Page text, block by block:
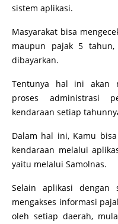
sistem aplikasi.
Masyarakat bisa
maupun pajak 5
dibayarkan.
Tentunya hal ini akan
proses administrasi
kendaraan setiap
Dalam hal ini, Kamu
kendaraan melalui
yaitu melalui Samolnas.
Selain aplikasi dengan
mengakses informasi
oleh setiap daerah,